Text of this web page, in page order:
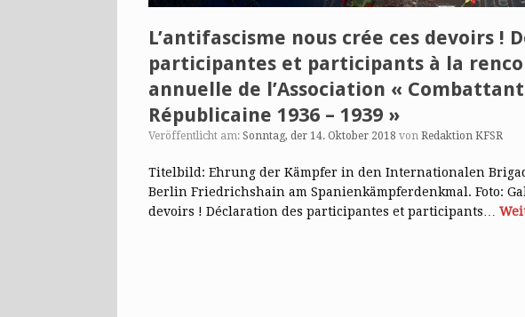
L’antifascisme nous crée ces devoirs !
participantes et participants à la
annuelle de l’Association «
Républicaine 1936 – 1939 »
Veröffentlicht am: Sonntag, der 14. Oktober 2018 von Redaktion KFSR
Titelbild: Ehrung der Kämpfer in den Internationalen
Berlin Friedrichshain am Spanienkämpferdenkmal. Foto:
devoirs ! Déclaration des participantes et participants…